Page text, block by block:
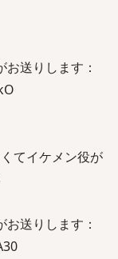
送りします：
てイケメン役が
送りします：